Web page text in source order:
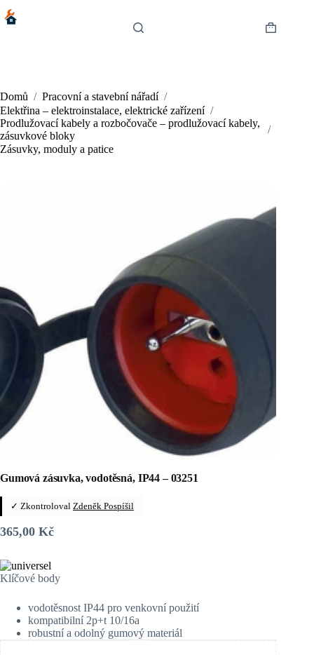
to
Shopping
Domů / Pracovní a stavební nářadí /
Elektřina – elektroinstalace, elektrické zařízení /
Prodlužovací kabely a rozbočovače – prodlužovací kabely,
zásuvkové bloky
/
Zásuvky, moduly a patice
Gumová zásuvka, vodotěsná, IP44 – 03251
✓ Zkontroloval Zdeněk Pospíšil
365,00 Kč
Klíčové body
vodotěsnost IP44 pro venkovní použití
kompatibilní 2p+t 10/16a
robustní a odolný gumový materiál